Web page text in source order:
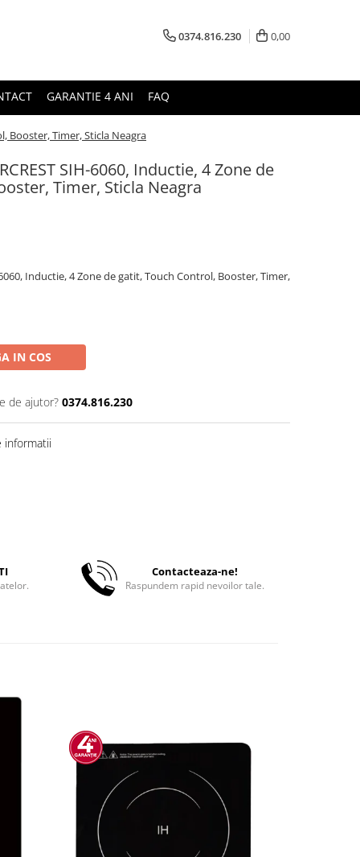
0374.816.230 0,00
GARANTIE 4 ANI FAQ
Booster, Timer, Sticla Neagra
SIH-6060, Inductie, 4 Zone de
Timer, Sticla Neagra
Inductie, 4 Zone de gatit, Touch Control, Booster, Timer,
IN COS
de ajutor? 0374.816.230
informatii
Contacteaza-ne!
Raspundem rapid nevoilor tale.